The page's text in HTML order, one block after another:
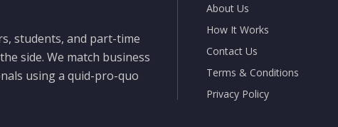
students, and part-time
side. We match business
using a quid-pro-quo
About Us
How It Works
Contact Us
Terms & Conditions
Privacy Policy